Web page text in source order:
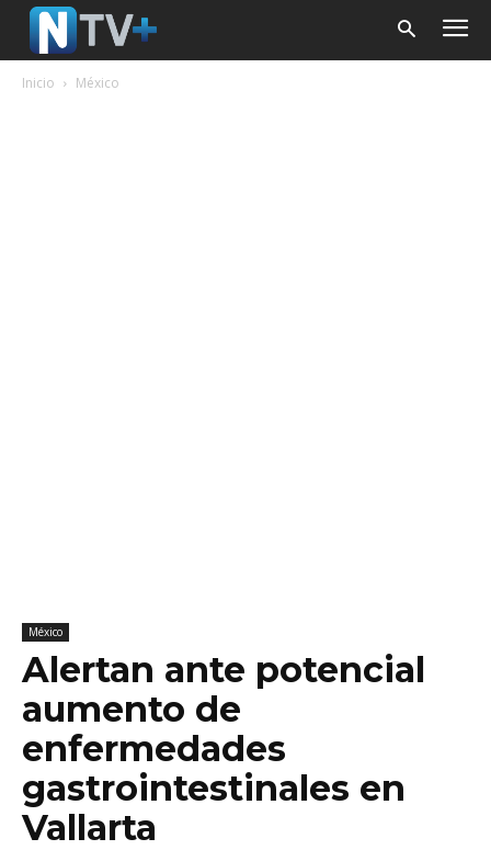
Inicio México
México
Alertan ante potencial
aumento de
enfermedades
gastrointestinales en
Vallarta